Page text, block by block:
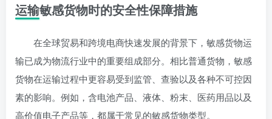
运输敏感货物时的安全性保障措施
在全球贸易和跨境电商快速发展的背景下，敏感货物运
输已成为物流行业中的重要组成部分。相比普通货物，敏感
货物在运输过程中更容易受到监管、查验以及各种不可控因
素的影响。例如，含电池产品、液体、粉末、医药用品以及
高价值电子产品等，都属于常见的敏感货物类型。